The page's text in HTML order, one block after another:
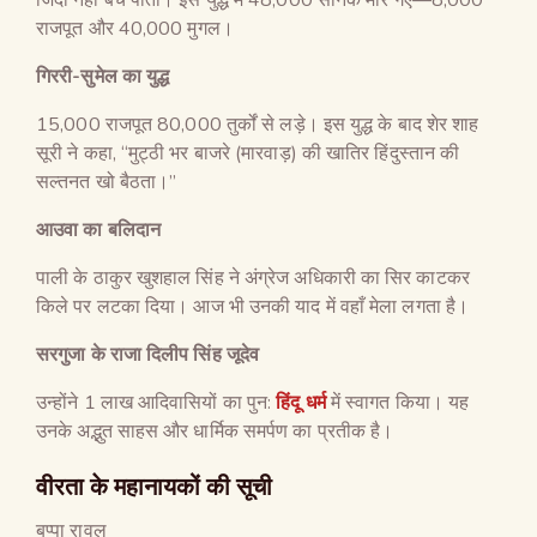
राजपूत और 40,000 मुगल।
गिररी-सुमेल का युद्ध
15,000 राजपूत 80,000 तुर्कों से लड़े। इस युद्ध के बाद शेर शाह
सूरी ने कहा, “मुट्ठी भर बाजरे (मारवाड़) की खातिर हिंदुस्तान की
सल्तनत खो बैठता।”
आउवा का बलिदान
पाली के ठाकुर खुशहाल सिंह ने अंग्रेज अधिकारी का सिर काटकर
किले पर लटका दिया। आज भी उनकी याद में वहाँ मेला लगता है।
सरगुजा के राजा दिलीप सिंह जूदेव
उन्होंने 1 लाख आदिवासियों का पुन:हिंदू धर्ममें स्वागत किया। यह
उनके अद्भुत साहस और धार्मिक समर्पण का प्रतीक है।
वीरता के महानायकों की सूची
बप्पा रावल